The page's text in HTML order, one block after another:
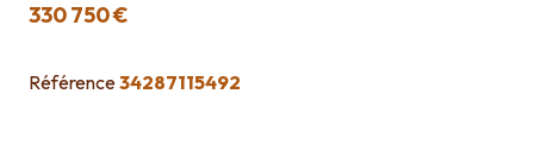
330 750 €
Référence34287115492